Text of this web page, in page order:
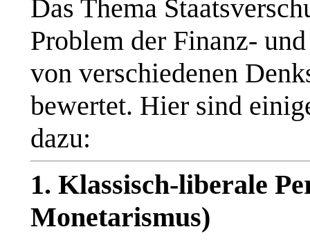
Das Thema
Problem der Finanz-
von verschiedenen
bewertet. Hier sind
dazu:
1. Klassisch-liberale
Monetarismus)